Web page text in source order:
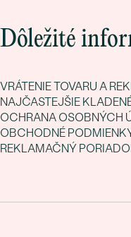
Dôležité
VRÁTENIE TOVARU A
NAJČASTEJŠIE
OCHRANA OSOBNÝCH
OBCHODNÉ
REKLAMAČNÝ